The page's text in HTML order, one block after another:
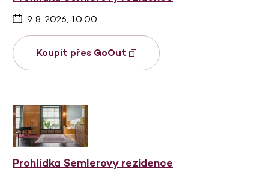
9. 8. 2026, 10:00
Koupit přes GoOut
Prohlídka Semlerovy rezidence